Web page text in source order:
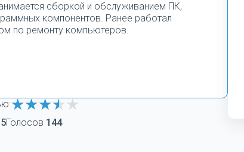
сборкой и обслуживанием ПК,
компонентов. Ранее работал
по ремонту компьютеров.
Голосов 144